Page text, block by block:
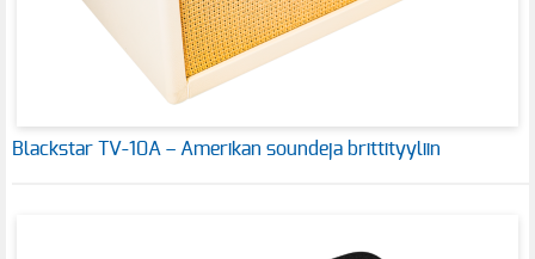
Blackstar TV-10A – Amerikan soundeja brittityyliin